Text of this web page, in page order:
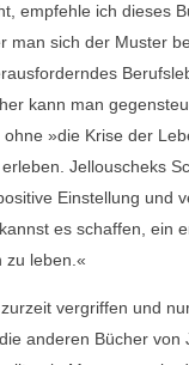
empfehle ich dieses
man sich der Muster
kann man
»die Krise der
Jellouscheks
Einstellung und
es schaffen, ein
zu leben.«
vergriffen und
anderen Bücher von